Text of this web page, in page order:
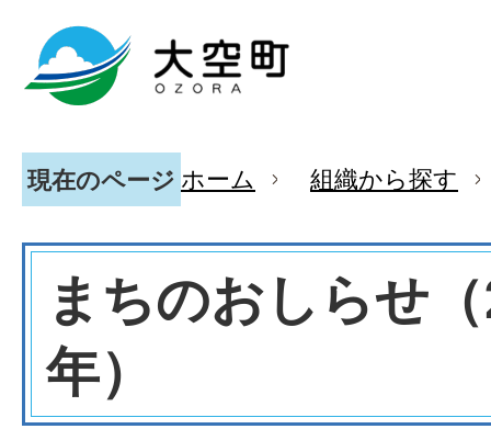
現在のページ ホーム 組織から探す
まちのおしらせ
年）